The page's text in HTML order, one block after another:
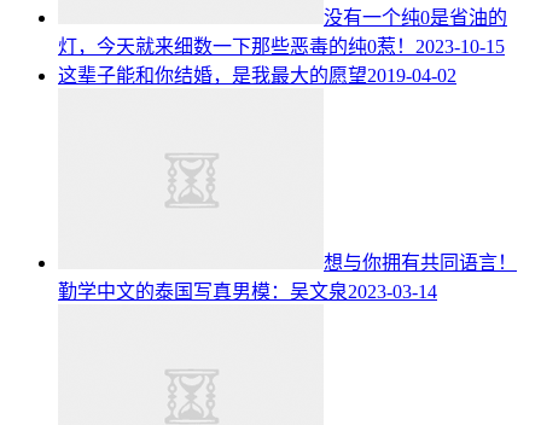
没有一个纯0是省油的
灯，今天就来细数一下那些恶毒的纯0惹！ 2023-10-15
这辈子能和你结婚，是我最大的愿望2019-04-02
想与你拥有共同语言！
勤学中文的泰国写真男模：吴文泉2023-03-14